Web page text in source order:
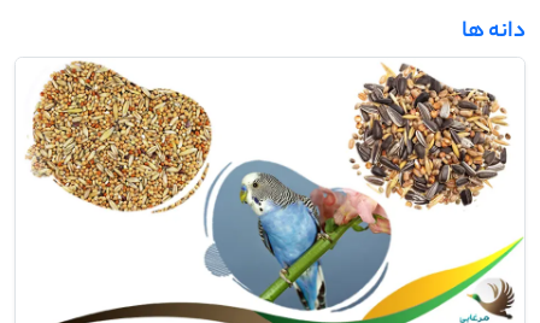
دانه ها